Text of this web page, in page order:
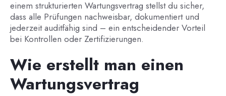
einem strukturierten Wartungsvertrag stellst du sicher,
dass alle Prüfungen nachweisbar, dokumentiert und
jederzeit auditfähig sind – ein entscheidender Vorteil
bei Kontrollen oder Zertifizierungen.
Wie erstellt man einen
Wartungsvertrag